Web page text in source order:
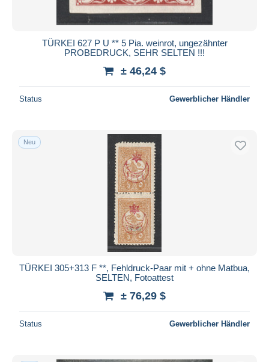
TÜRKEI 627 P U ** 5 Pia. weinrot, ungezähnter
PROBEDRUCK, SEHR SELTEN !!!
± 46,24 $
Status Gewerblicher Händler
Neu
TÜRKEI 305+313 F **, Fehldruck-Paar mit + ohne Matbua,
SELTEN, Fotoattest
± 76,29 $
Status Gewerblicher Händler